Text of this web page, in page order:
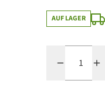
AUF LAGER